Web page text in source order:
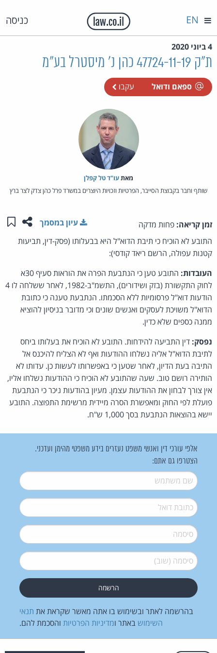
כניסה EN
4 ביוני 2020
ת"ק 47724-11-19 כהן נ' מיסטרל בע"מ
ספאם ודואל עקבו
מאת‏עו"ד טל קפלן
שותף וחבר בקבוצת הסייבר, הפרטיות וזכויות היוצרים במשרד פרל כהן צדק לצר ברץ
זמן קריאה: פחות מדקה שתפו
עיון במסמך
התובע לא הוכיח כי תיבת הדוא"ל היא בבעלותו (פסק-דין, תביעות
קטנות עפולה, הרשם ריאד קודסי):
העובדות:
התובע טען כי הנתבעת הפרה את הוראות סעיף 30א
לחוק התקשורת (בזק ושידורים), התשמ"ב-1982, לאחר ששלחה לו 4
הודעות דוא"ל פרסומיות ללא הסכמתו. הנתבעת טענה כי כתובת
הדוא"ל משויכת לעסקים ואנשים שונים וכי מדובר בניסיון להוציא
ממנה כספים שלא כדין.
נפסק: דין התביעה להידחות. התובע לא הוכיח את בעלותו ביחס
לתיבת הדוא"ל אליה נשלחו ההודעות ואף לא הצליח להיכנס אל
התיבה בעת הדיון, לאחר שטען כי באפשרותו לעשות כן. עדותו לא
הותירה רושם טוב. שעה שהתובע לא הוכיח כי ההודעות נשלחו אליו,
אין צורך לבחון את ההודעות עצמן. מעיון בהודעות ניכר כי הנתבעת
פועלת לפי החוק ומאפשרת הסרה מיידית מרשימת התפוצה. התובע
יישא בהוצאות הנתבעת בסך 1,000 ש"ח.
אלפי עורכי דין ואנשי משפט נעזרים בידע משפטי מהימן ועדכני.
הצטרפו גם אתם:
שם משתמש*
דואל*
סיסמה*
סיסמה (שוב)*
בהרשמה לאתר ובשימוש בו אתה מאשר שקראת את תנאי
השימוש באתר ומדיניות הפרטיות והסכמת להם.